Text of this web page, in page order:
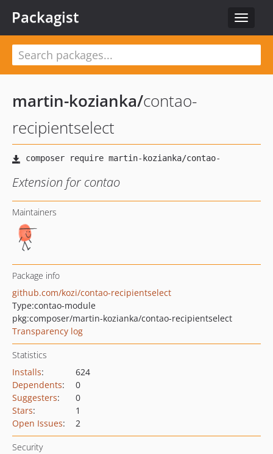
Toggle
Packagist
martin-kozianka/contao-
recipientselect
Extension for contao
Maintainers
Package info
github.com/kozi/contao-recipientselect
Type:contao-module
pkg:composer/martin-kozianka/contao-recipientselect
Transparency log
Statistics
Installs:
624
Dependents:
0
Suggesters:
0
Stars:
1
Open Issues: 2
Security